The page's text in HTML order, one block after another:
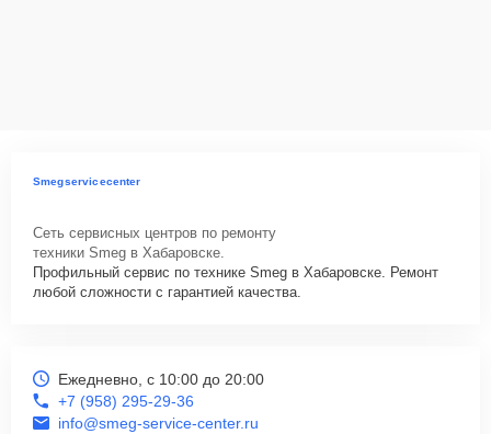
STLA868A нужно просто оставить
телефону горячей линии: +7 (958) 295-29-36. Наши специалисты
оперативно проконсультируют по всем необходимым вопросам,
запишут на диагностику, подскажут с вариантами курьерской
доставки или оформят выезд мастера в удобное время и место.
Smegservicecenter
Сеть сервисных центров по ремонту
техники Smeg в Хабаровске.
Профильный сервис по технике Smeg в Хабаровске. Ремонт
любой сложности с гарантией качества.
Ежедневно, с 10:00 до 20:00
+7 (958) 295-29-36
info@smeg-service-center.ru